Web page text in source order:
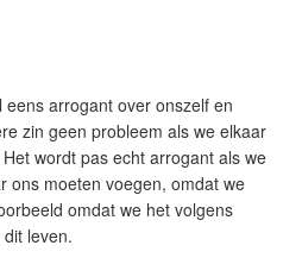
arrogant over onszelf en
zin geen probleem als we elkaar
wordt pas echt arrogant als we
ons moeten voegen, omdat we
omdat we het volgens
leven.